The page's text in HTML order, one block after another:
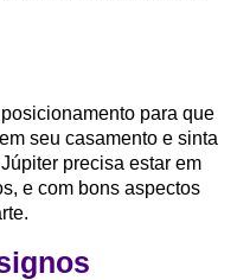
para que
seu casamento e sinta
precisa estar em
e com bons aspectos